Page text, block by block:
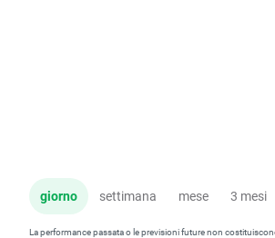
giorno settimana mese 3 mesi
La performance passata o le previsioni future non